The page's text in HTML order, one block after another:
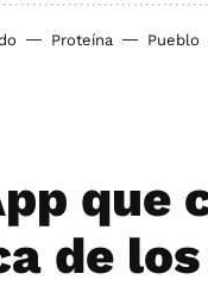
Proteína Pueblo
que
de